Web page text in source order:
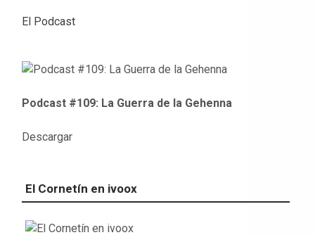
El Podcast
Podcast #109: La Guerra de la Gehenna
Descargar
El Cornetín en ivoox